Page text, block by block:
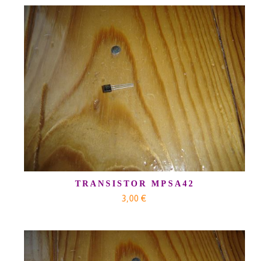
TRANSISTOR MPSA42
3,00 €